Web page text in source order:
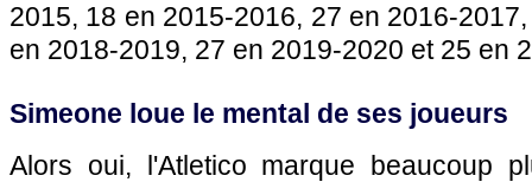
2015, 18 en 2015-2016, 27 en 2016-
en 2018-2019, 27 en 2019-2020 et 25 en
Simeone loue le mental de ses joueurs
Alors oui, l'Atletico marque beaucoup